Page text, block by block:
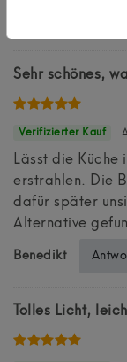
Sehr schönes,
Lässt die Küche
erstrahlen. Die
dafür später
Alternative
Benedikt
Tolles Licht,